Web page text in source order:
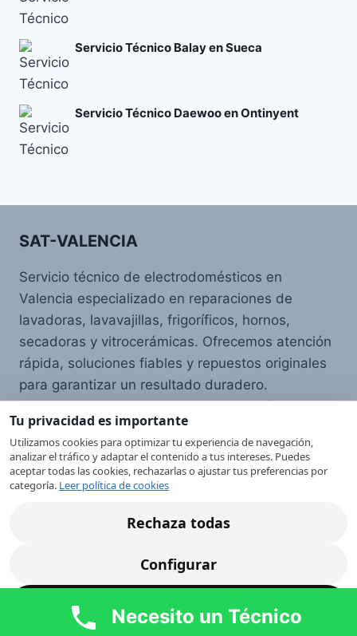
Servicio Técnico Balay en Sueca
Servicio Técnico Daewoo en Ontinyent
SAT-VALENCIA
Servicio técnico de electrodomésticos en
Valencia especializado en reparaciones de
lavadoras, lavavajillas, frigoríficos, hornos,
secadoras y vitrocerámicas. Ofrecemos atención
rápida, soluciones fiables y repuestos originales
para garantizar un resultado duradero.
Atendemos Valencia capital y toda su área
metropolitana con un servicio profesional,
cercano y transparente.
Politíca de Privacidad AVISO LEGAL
Mapa del Sitio WEB
Tu privacidad es importante
Utilizamos cookies para optimizar tu experiencia de navegación,
analizar el tráfico y adaptar el contenido a tus intereses. Puedes
aceptar todas las cookies, rechazarlas o ajustar tus preferencias por
categoría. Leer política de cookies
Rechaza todas
Configurar
Acepta todas
Necesito un Técnico